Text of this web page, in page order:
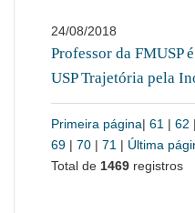
24/08/2018
Professor da FMUSP
USP Trajetória pela
Primeira página| 61 | 62 |
69 | 70 | 71 | Última
Total de 1469 registros